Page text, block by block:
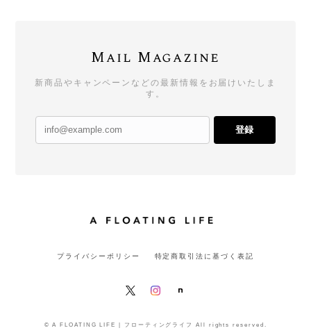
Mail Magazine
新商品やキャンペーンなどの最新情報をお届けいたしま
す。
登録
プライバシーポリシー 特定商取引法に基づく表記
© A FLOATING LIFE | フローティングライフ All rights reserved.